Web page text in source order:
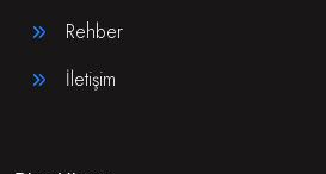
Rehber
İletişim